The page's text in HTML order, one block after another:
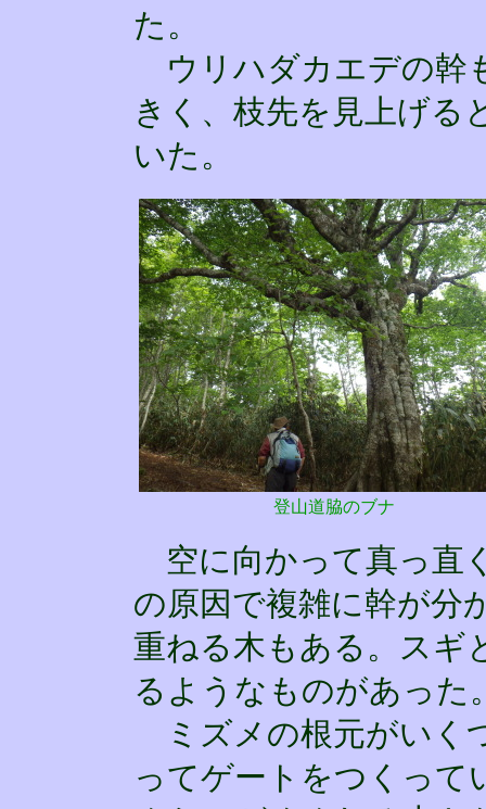
た。
ウリハダカエデの幹
きく、枝先を見上げる
いた。
登山道脇のブナ
空に向かって真っ直
の原因で複雑に幹が分
重ねる木もある。スギ
るようなものがあった
ミズメの根元がいく
ってゲートをつくって